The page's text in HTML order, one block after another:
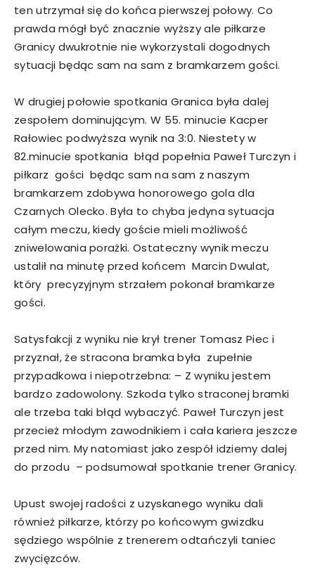
ten utrzymał się do końca pierwszej połowy. Co
prawda mógł być znacznie wyższy ale piłkarze
Granicy dwukrotnie nie wykorzystali dogodnych
sytuacji będąc sam na sam z bramkarzem gości.
W drugiej połowie spotkania Granica była dalej
zespołem dominującym. W 55. minucie Kacper
Rałowiec podwyższa wynik na 3:0. Niestety w
82.minucie spotkania błąd popełnia Paweł Turczyn i
piłkarz gości będąc sam na sam z naszym
bramkarzem zdobywa honorowego gola dla
Czarnych Olecko. Była to chyba jedyna sytuacja
całym meczu, kiedy goście mieli możliwość
zniwelowania porażki. Ostateczny wynik meczu
ustalił na minutę przed końcem Marcin Dwulat,
który precyzyjnym strzałem pokonał bramkarze
gości.
Satysfakcji z wyniku nie krył trener Tomasz Piec i
przyznał, że stracona bramka była zupełnie
przypadkowa i niepotrzebna: – Z wyniku jestem
bardzo zadowolony. Szkoda tylko straconej bramki
ale trzeba taki błąd wybaczyć. Paweł Turczyn jest
przecież młodym zawodnikiem i cała kariera jeszcze
przed nim. My natomiast jako zespół idziemy dalej
do przodu – podsumował spotkanie trener Granicy.
Upust swojej radości z uzyskanego wyniku dali
również piłkarze, którzy po końcowym gwizdku
sędziego wspólnie z trenerem odtańczyli taniec
zwycięzców.